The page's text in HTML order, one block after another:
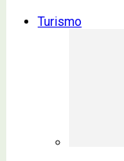
Turismo